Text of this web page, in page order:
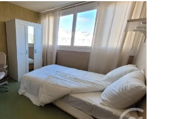
Chambre à louer
comprises